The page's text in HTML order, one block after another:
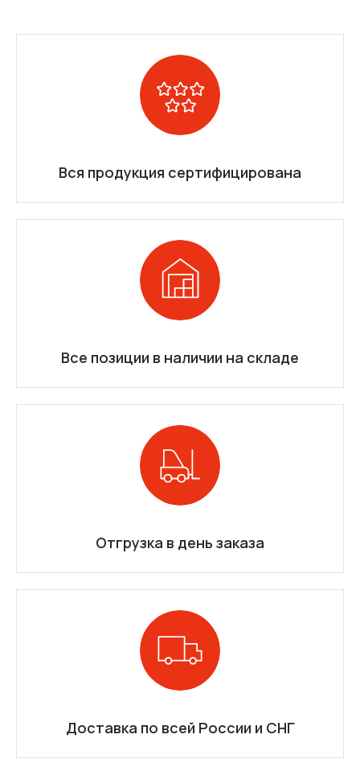
Вся продукция сертифицирована
Все позиции в наличии на складе
Отгрузка в день заказа
Доставка по всей России и СНГ